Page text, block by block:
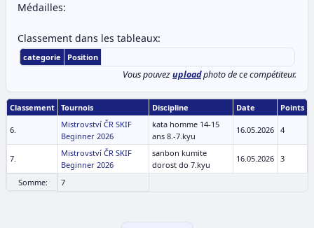
Médailles:
Classement dans les tableaux:
categorie Position
Vous pouvezuploadphoto de ce compétiteur.
Classement Tournois Discipline Date Points
6.
Mistrovství ČR SKIF
Beginner 2026
kata homme 14-15
ans 8.-7.kyu
16.05.2026 4
7.
Mistrovství ČR SKIF
Beginner 2026
sanbon kumite
dorost do 7.kyu
16.05.2026 3
Somme: 7